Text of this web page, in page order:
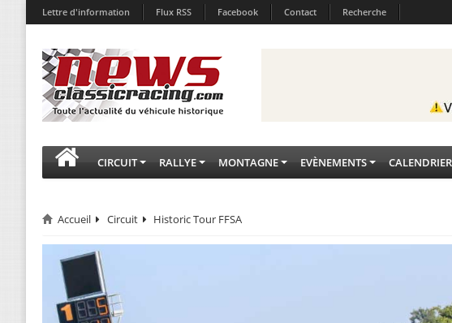
Lettre d'information Flux RSS Facebook Contact Recherche
CIRCUIT RALLYE MONTAGNE EVÈNEMENTS CALENDRIER
Accueil Circuit Historic Tour FFSA